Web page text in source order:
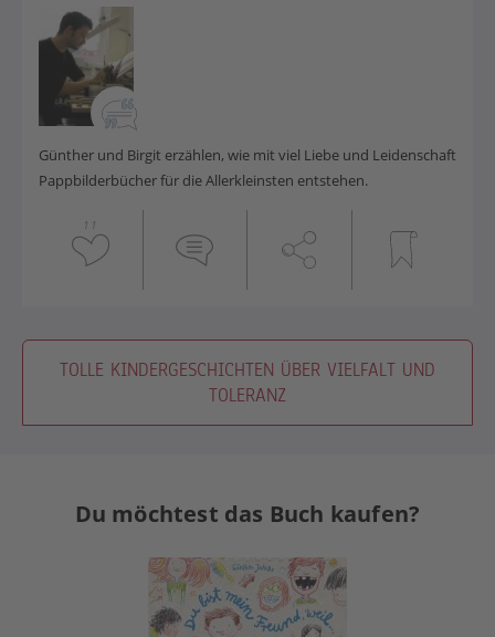
Günther und Birgit erzählen, wie mit viel Liebe und Leidenschaft
Pappbilderbücher für die Allerkleinsten entstehen.
11
TOLLE KINDERGESCHICHTEN ÜBER VIELFALT UND
TOLERANZ
Du möchtest das Buch kaufen?